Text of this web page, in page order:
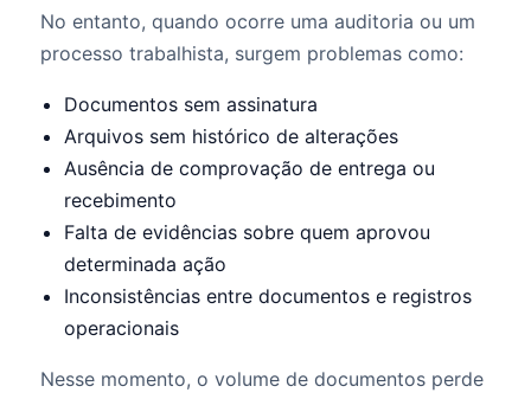
No entanto, quando ocorre uma auditoria ou um
processo trabalhista, surgem problemas como:
Documentos sem assinatura
Arquivos sem histórico de alterações
Ausência de comprovação de entrega ou
recebimento
Falta de evidências sobre quem aprovou
determinada ação
Inconsistências entre documentos e registros
operacionais
Nesse momento, o volume de documentos perde